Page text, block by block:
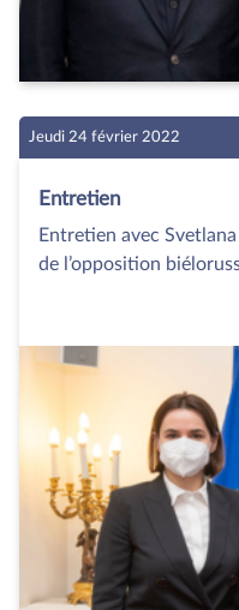
Jeudi 24 février 2022
Entretien
Entretien avec
de l’opposition